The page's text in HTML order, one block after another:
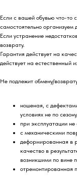
Если с вашей обувью что-то
самостоятельно организуем
Если устранение
возврату.
Гарантия действует на
действует на естественный
Не подлежит обмену/
ношеная, с
условиях не по сезону,
при эксплуатации
с механическими
деформированная в
качество в
возникшими по вине
отремонтированная